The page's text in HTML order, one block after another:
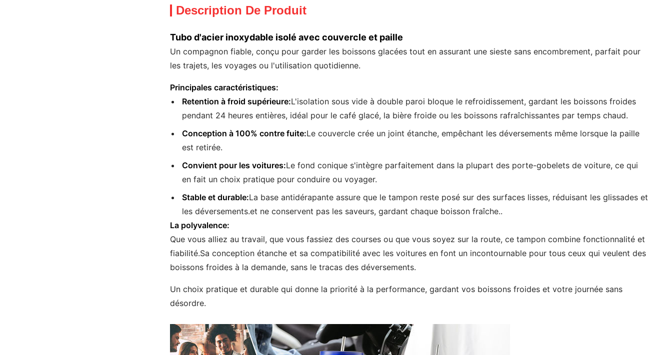
Description De Produit
Tubo d'acier inoxydable isolé avec couvercle et paille
Un compagnon fiable, conçu pour garder les boissons glacées tout en assurant une sieste sans encombrement, parfait pour
les trajets, les voyages ou l'utilisation quotidienne.
Principales caractéristiques:
Retention à froid supérieure:L'isolation sous vide à double paroi bloque le refroidissement, gardant les boissons froides
pendant 24 heures entières, idéal pour le café glacé, la bière froide ou les boissons rafraîchissantes par temps chaud.
Conception à 100% contre fuite:Le couvercle crée un joint étanche, empêchant les déversements même lorsque la paille
est retirée.
Convient pour les voitures:Le fond conique s'intègre parfaitement dans la plupart des porte-gobelets de voiture, ce qui
en fait un choix pratique pour conduire ou voyager.
Stable et durable:La base antidérapante assure que le tampon reste posé sur des surfaces lisses, réduisant les glissades et
les déversements.et ne conservent pas les saveurs, gardant chaque boisson fraîche..
La polyvalence:
Que vous alliez au travail, que vous fassiez des courses ou que vous soyez sur la route, ce tampon combine fonctionnalité et
fiabilité.Sa conception étanche et sa compatibilité avec les voitures en font un incontournable pour tous ceux qui veulent des
boissons froides à la demande, sans le tracas des déversements.
Un choix pratique et durable qui donne la priorité à la performance, gardant vos boissons froides et votre journée sans
désordre.